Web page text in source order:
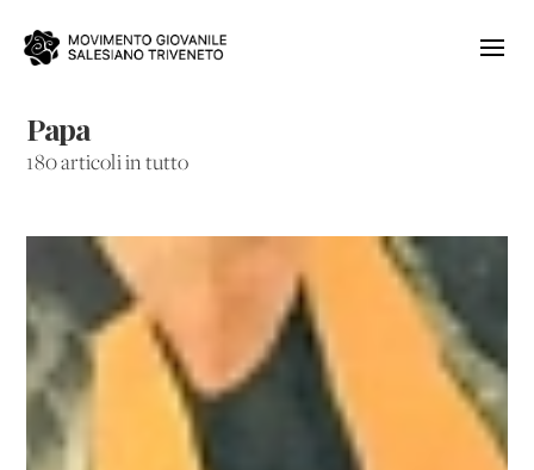
Papa
180 articoli in tutto